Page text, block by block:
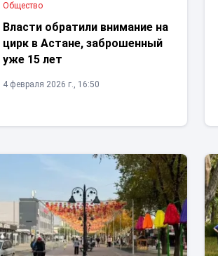
Общество
Власти обратили внимание на
цирк в Астане, заброшенный
уже 15 лет
4 февраля 2026 г., 16:50